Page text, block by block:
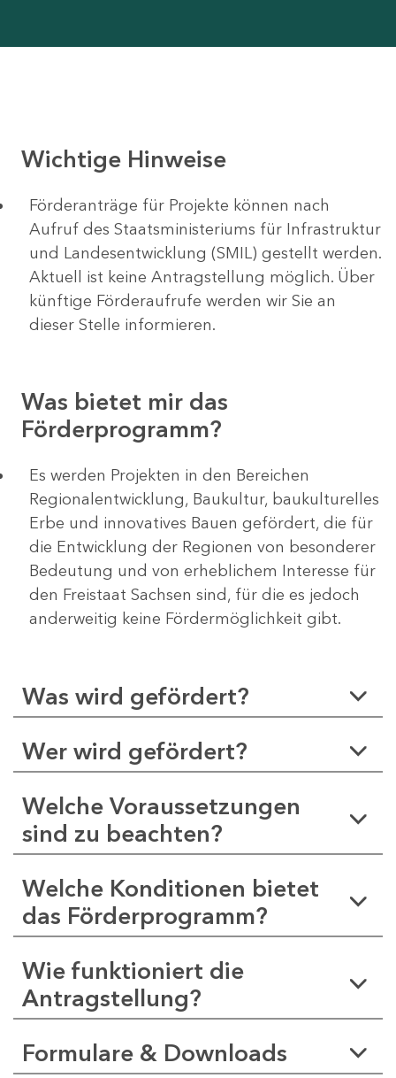
Wichtige Hinweise
Förderanträge für Projekte können nach
Aufruf des Staatsministeriums für Infrastruktur
und Landesentwicklung (SMIL) gestellt werden.
Aktuell ist keine Antragstellung möglich. Über
künftige Förderaufrufe werden wir Sie an
dieser Stelle informieren.
Was bietet mir das
Förderprogramm?
Es werden Projekten in den Bereichen
Regionalentwicklung, Baukultur, baukulturelles
Erbe und innovatives Bauen gefördert, die für
die Entwicklung der Regionen von besonderer
Bedeutung und von erheblichem Interesse für
den Freistaat Sachsen sind, für die es jedoch
anderweitig keine Fördermöglichkeit gibt.
Was wird gefördert?
Wer wird gefördert?
Welche Voraussetzungen
sind zu beachten?
Welche Konditionen bietet
das Förderprogramm?
Wie funktioniert die
Antragstellung?
Formulare & Downloads